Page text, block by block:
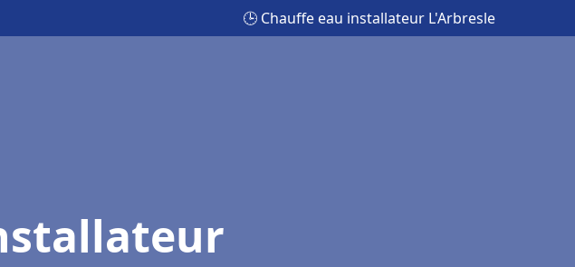
🕒 Chauffe eau installateur L'Arbresle